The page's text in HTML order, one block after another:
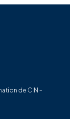
de CIN –